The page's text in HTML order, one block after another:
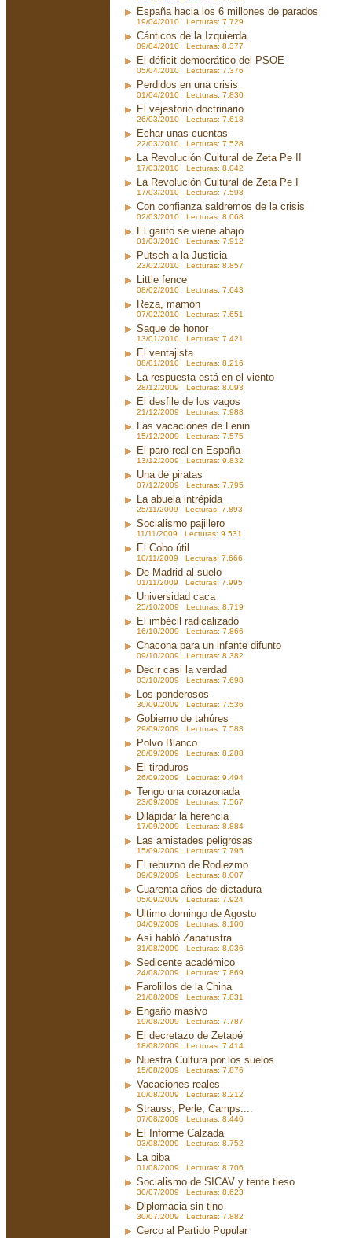
España hacia los 6 millones de parados
19/04/2010 Lecturas: 7.729
Cánticos de la Izquierda
09/04/2010 Lecturas: 8.377
El déficit democrático del PSOE
05/04/2010 Lecturas: 7.376
Perdidos en una crisis
01/04/2010 Lecturas: 7.830
El vejestorio doctrinario
26/03/2010 Lecturas: 7.618
Echar unas cuentas
22/03/2010 Lecturas: 7.528
La Revolución Cultural de Zeta Pe II
17/03/2010 Lecturas: 8.042
La Revolución Cultural de Zeta Pe I
17/03/2010 Lecturas: 7.593
Con confianza saldremos de la crisis
02/03/2010 Lecturas: 8.068
El garito se viene abajo
01/03/2010 Lecturas: 7.912
Putsch a la Justicia
23/02/2010 Lecturas: 8.857
Little fence
08/02/2010 Lecturas: 7.643
Reza, mamón
07/02/2010 Lecturas: 7.651
Saque de honor
13/01/2010 Lecturas: 7.421
El ventajista
08/01/2010 Lecturas: 8.216
La respuesta está en el viento
28/12/2009 Lecturas: 8.093
El desfile de los vagos
21/12/2009 Lecturas: 7.988
Las vacaciones de Lenin
15/12/2009 Lecturas: 7.575
El paro real en España
13/12/2009 Lecturas: 9.832
Una de piratas
07/12/2009 Lecturas: 7.795
La abuela intrépida
25/11/2009 Lecturas: 7.893
Socialismo pajillero
11/11/2009 Lecturas: 9.531
El Cobo útil
10/11/2009 Lecturas: 7.666
De Madrid al suelo
01/11/2009 Lecturas: 7.995
Universidad caca
25/10/2009 Lecturas: 8.719
El imbécil radicalizado
16/10/2009 Lecturas: 7.866
Chacona para un infante difunto
09/10/2009 Lecturas: 8.382
Decir casi la verdad
03/10/2009 Lecturas: 7.698
Los ponderosos
30/09/2009 Lecturas: 7.536
Gobierno de tahúres
29/09/2009 Lecturas: 7.583
Polvo Blanco
28/09/2009 Lecturas: 8.288
El tiraduros
26/09/2009 Lecturas: 9.494
Tengo una corazonada
23/09/2009 Lecturas: 7.567
Dilapidar la herencia
17/09/2009 Lecturas: 8.884
Las amistades peligrosas
15/09/2009 Lecturas: 7.795
El rebuzno de Rodiezmo
09/09/2009 Lecturas: 8.007
Cuarenta años de dictadura
05/09/2009 Lecturas: 7.924
Ultimo domingo de Agosto
04/09/2009 Lecturas: 8.100
Así habló Zapatustra
31/08/2009 Lecturas: 8.036
Sedicente académico
24/08/2009 Lecturas: 7.869
Farolillos de la China
21/08/2009 Lecturas: 7.831
Engaño masivo
19/08/2009 Lecturas: 7.787
El decretazo de Zetapé
18/08/2009 Lecturas: 7.414
Nuestra Cultura por los suelos
15/08/2009 Lecturas: 7.876
Vacaciones reales
10/08/2009 Lecturas: 8.212
Strauss, Perle, Camps....
07/08/2009 Lecturas: 8.446
El Informe Calzada
03/08/2009 Lecturas: 8.752
La piba
01/08/2009 Lecturas: 8.706
Socialismo de SICAV y tente tieso
30/07/2009 Lecturas: 8.623
Diplomacia sin tino
30/07/2009 Lecturas: 7.882
Cerco al Partido Popular